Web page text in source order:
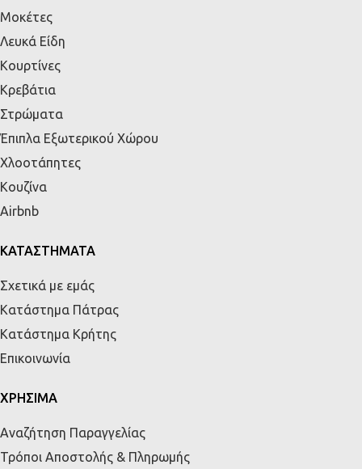
Μοκέτες
Λευκά Είδη
Κουρτίνες
Κρεβάτια
Στρώματα
Έπιπλα Εξωτερικού Χώρου
Χλοοτάπητες
Κουζίνα
Airbnb
ΚΑΤΑΣΤΗΜΑΤΑ
Σχετικά με εμάς
Κατάστημα Πάτρας
Κατάστημα Κρήτης
Επικοινωνία
ΧΡΗΣΙΜΑ
Αναζήτηση Παραγγελίας
Τρόποι Αποστολής & Πληρωμής